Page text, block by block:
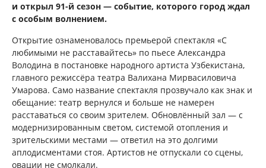
и открыл 91-й сезон — событие, которого город ждал
с особым волнением.
Открытие ознаменовалось премьерой спектакля «С
любимыми не расставайтесь» по пьесе Александра
Володина в постановке народного артиста Узбекистана,
главного режиссёра театра Валихана Мирвасиловича
Умарова. Само название спектакля прозвучало как знак и
обещание: театр вернулся и больше не намерен
расставаться со своим зрителем. Обновлённый зал — с
модернизированным светом, системой отопления и
зрительскими местами — ответил на это долгими
аплодисментами стоя. Артистов не отпускали со сцены,
овации не смолкали.